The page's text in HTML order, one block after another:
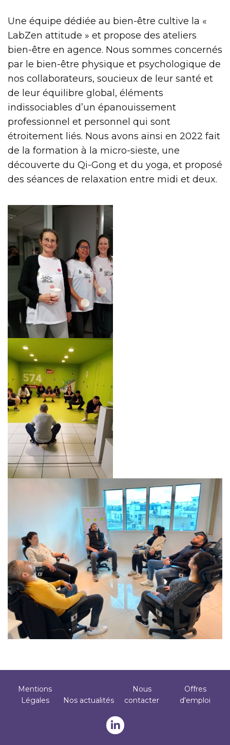
Une équipe dédiée au bien-être cultive la «
LabZen attitude » et propose des ateliers
bien-être en agence. Nous sommes concernés
par le bien-être physique et psychologique de
nos collaborateurs, soucieux de leur santé et
de leur équilibre global, éléments
indissociables d’un épanouissement
professionnel et personnel qui sont
étroitement liés. Nous avons ainsi en 2022 fait
de la formation à la micro-sieste, une
découverte du Qi-Gong et du yoga, et proposé
des séances de relaxation entre midi et deux.
Footer
Mentions
Légales
Nos actualités
Nous
contacter
Offres
d'emploi